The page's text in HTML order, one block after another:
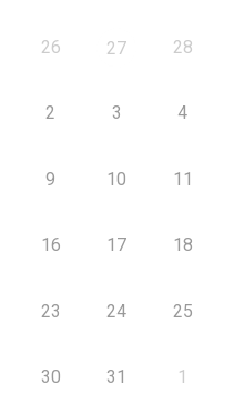
26 27 28
2 3 4
9 10 11
16 17 18
23 24 25
30 31 1